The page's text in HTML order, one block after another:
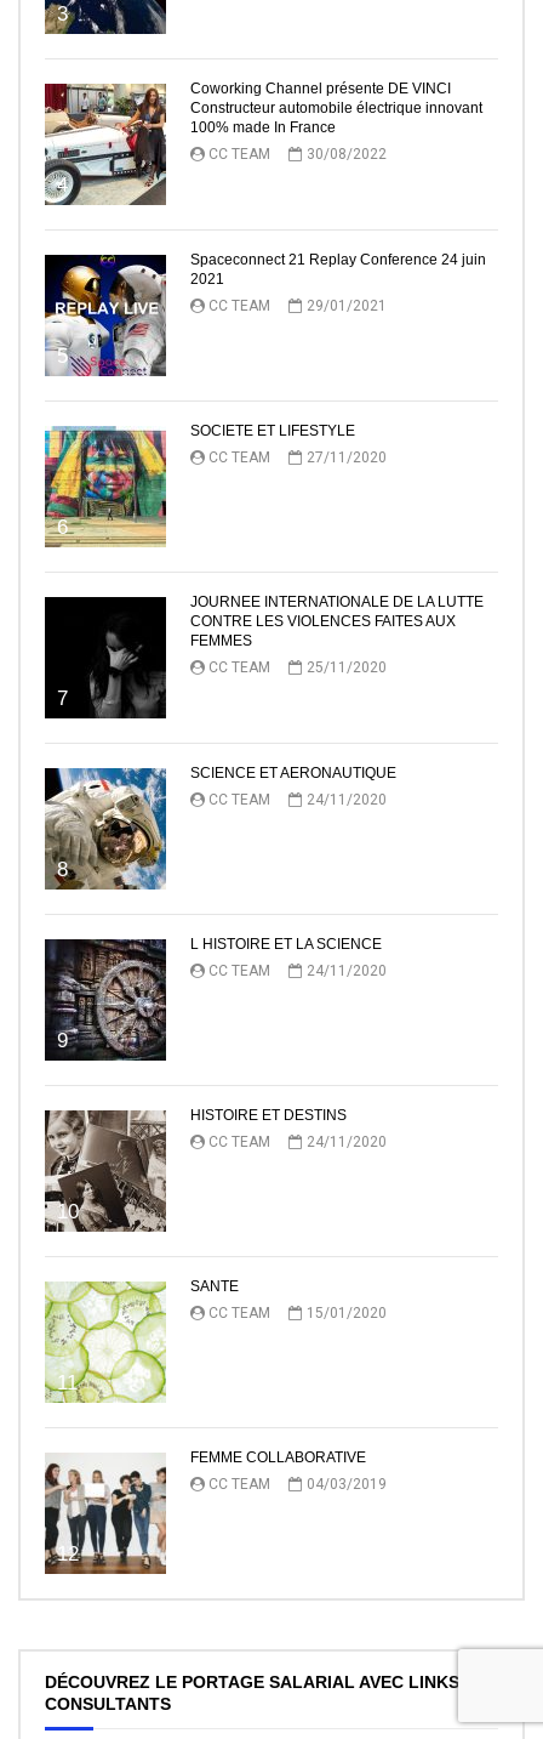
3
4
Coworking Channel présente DE VINCI
Constructeur automobile électrique innovant
100% made In France
CC TEAM
30/08/2022
5
Spaceconnect 21 Replay Conference 24 juin
2021
CC TEAM
29/01/2021
6
SOCIETE ET LIFESTYLE
CC TEAM
27/11/2020
7
JOURNEE INTERNATIONALE DE LA LUTTE
CONTRE LES VIOLENCES FAITES AUX
FEMMES
CC TEAM
25/11/2020
8
SCIENCE ET AERONAUTIQUE
CC TEAM
24/11/2020
9
L HISTOIRE ET LA SCIENCE
CC TEAM
24/11/2020
10
HISTOIRE ET DESTINS
CC TEAM
24/11/2020
11
SANTE
CC TEAM
15/01/2020
12
FEMME COLLABORATIVE
CC TEAM
04/03/2019
DÉCOUVREZ LE PORTAGE SALARIAL AVEC LINKS
CONSULTANTS